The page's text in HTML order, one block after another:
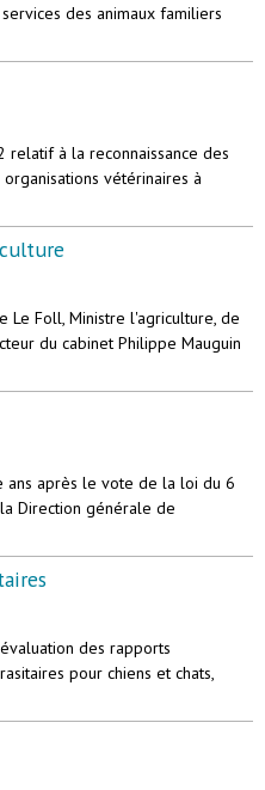
des animaux familiers
à la reconnaissance des
vétérinaires à
Le Foll, Ministre l'agriculture, de
du cabinet Philippe Mauguin
ans après le vote de la loi du 6
Direction générale de
des rapports
pour chiens et chats,